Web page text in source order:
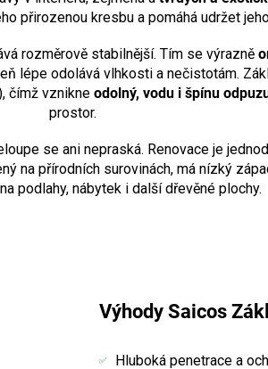
přirozenou kresbu a pomáhá udržet
rozměrově stabilnější. Tím se výrazně
lépe odolává vlhkosti a nečistotám.
čímž vznikne odolný, vodu i špínu
prostor.
se ani nepraská. Renovace je
na přírodních surovinách, má nízký
podlahy, nábytek i další dřevěné plochy.
Výhody Saicos
Hluboká penetrace a